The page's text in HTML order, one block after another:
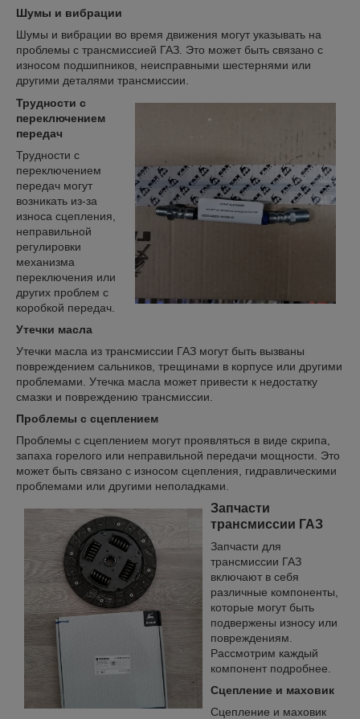
Шумы и вибрации
Шумы и вибрации во время движения могут указывать на
проблемы с трансмиссией ГАЗ. Это может быть связано с
износом подшипников, неисправными шестернями или
другими деталями трансмиссии.
Трудности с
переключением
передач
Трудности с
переключением
передач могут
возникать из-за
износа сцепления,
неправильной
регулировки
механизма
переключения или
других проблем с
коробкой передач.
Утечки масла
Утечки масла из трансмиссии ГАЗ могут быть вызваны
повреждением сальников, трещинами в корпусе или другими
проблемами. Утечка масла может привести к недостатку
смазки и повреждению трансмиссии.
Проблемы с сцеплением
Проблемы с сцеплением могут проявляться в виде скрипа,
запаха горелого или неправильной передачи мощности. Это
может быть связано с износом сцепления, гидравлическими
проблемами или другими неполадками.
Запчасти
трансмиссии ГАЗ
Запчасти для
трансмиссии ГАЗ
включают в себя
различные компоненты,
которые могут быть
подвержены износу или
повреждениям.
Рассмотрим каждый
компонент подробнее.
Сцепление и маховик
Сцепление и маховик